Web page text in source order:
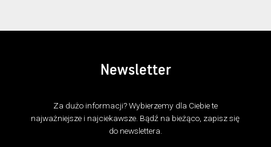
Newsletter
Za dużo informacji? Wybierzemy dla Ciebie te
najważniejsze i najciekawsze. Bądź na bieżąco, zapisz się
do newslettera.